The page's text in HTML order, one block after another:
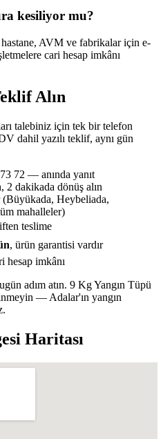
kesiliyor mu?
AVM ve fabrikalar için e-
cari hesap imkânı
Alın
talebiniz için tek bir telefon
dahil yazılı teklif, aynı gün
72 — anında yanıt
2 dakikada dönüş alın
(Büyükada, Heybeliada,
mahalleler)
teslime
, ürün garantisi vardır
hesap imkânı
adım atın. 9 Kg Yangın Tüpü
— Adalar'ın yangın
Haritası